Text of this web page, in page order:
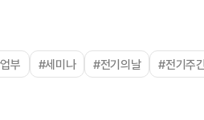
부 #세미나 #전기의날 #전기주